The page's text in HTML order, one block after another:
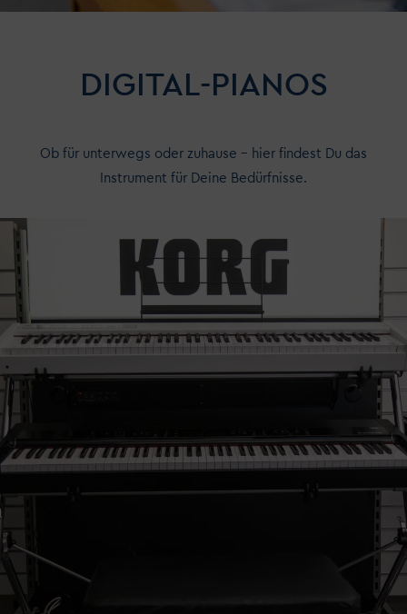
DIGITAL-PIANOS
Ob für unterwegs oder zuhause - hier findest Du das
Instrument für Deine Bedürfnisse.